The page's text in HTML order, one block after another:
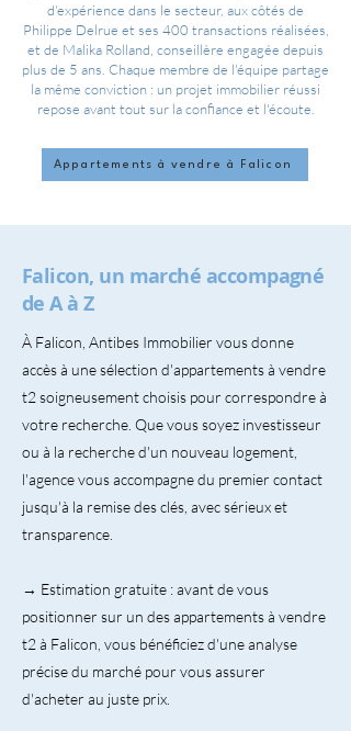
d'expérience dans le secteur, aux côtés de
Philippe Delrue et ses 400 transactions réalisées,
et de Malika Rolland, conseillère engagée depuis
plus de 5 ans. Chaque membre de l'équipe partage
la même conviction : un projet immobilier réussi
repose avant tout sur la confiance et l'écoute.
Appartements à vendre à Falicon
Falicon, un marché accompagné
de A à Z
À Falicon, Antibes Immobilier vous donne
accès à une sélection d'appartements à vendre
t2 soigneusement choisis pour correspondre à
votre recherche. Que vous soyez investisseur
ou à la recherche d'un nouveau logement,
l'agence vous accompagne du premier contact
jusqu'à la remise des clés, avec sérieux et
transparence.
→ Estimation gratuite : avant de vous
positionner sur un des appartements à vendre
t2 à Falicon, vous bénéficiez d'une analyse
précise du marché pour vous assurer
d'acheter au juste prix.